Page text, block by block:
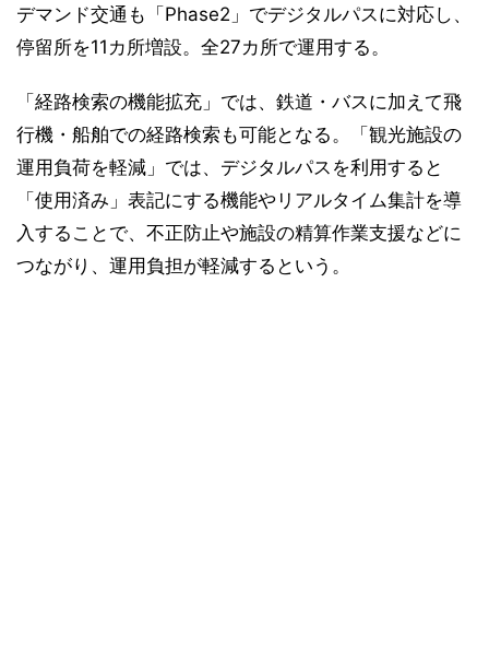
デマンド交通も「Phase2」でデジタルパスに対応し、
停留所を11カ所増設。全27カ所で運用する。
「経路検索の機能拡充」では、鉄道・バスに加えて飛
行機・船舶での経路検索も可能となる。「観光施設の
運用負荷を軽減」では、デジタルパスを利用すると
「使用済み」表記にする機能やリアルタイム集計を導
入することで、不正防止や施設の精算作業支援などに
つながり、運用負担が軽減するという。